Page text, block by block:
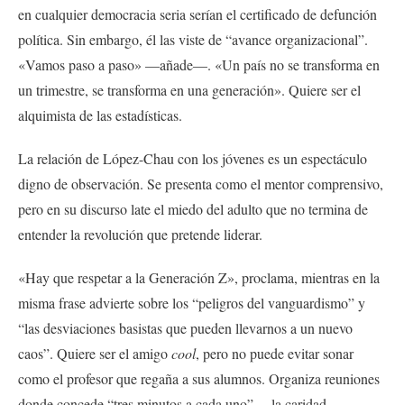
en cualquier democracia seria serían el certificado de defunción
política. Sin embargo, él las viste de “avance organizacional”.
«Vamos paso a paso» —añade—. «Un país no se transforma en
un trimestre, se transforma en una generación». Quiere ser el
alquimista de las estadísticas.
La relación de López-Chau con los jóvenes es un espectáculo
digno de observación. Se presenta como el mentor comprensivo,
pero en su discurso late el miedo del adulto que no termina de
entender la revolución que pretende liderar.
«Hay que respetar a la Generación Z», proclama, mientras en la
misma frase advierte sobre los “peligros del vanguardismo” y
“las desviaciones basistas que pueden llevarnos a un nuevo
caos”. Quiere ser el amigocool, pero no puede evitar sonar
como el profesor que regaña a sus alumnos. Organiza reuniones